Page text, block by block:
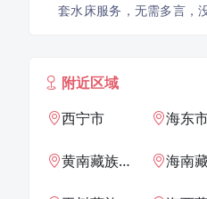
套水床服务，无需多言，
附近区域
西宁市
海东
黄南藏族自治州 海南藏族